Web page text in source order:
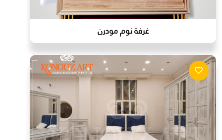
غرفة نوم مودرن